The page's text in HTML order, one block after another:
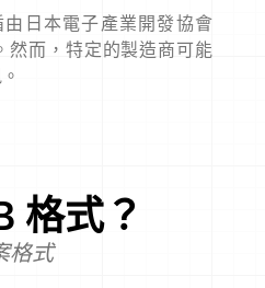
日本電子產業開發協會
然而，特定的製造商可能
格式？
格式